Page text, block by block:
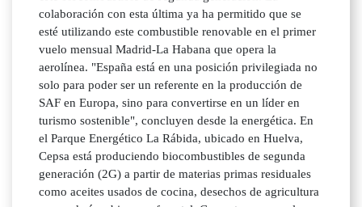
colaboración con esta última ya ha permitido que se
esté utilizando este combustible renovable en el primer
vuelo mensual Madrid-La Habana que opera la
aerolínea. "España está en una posición privilegiada no
solo para poder ser un referente en la producción de
SAF en Europa, sino para convertirse en un líder en
turismo sostenible", concluyen desde la energética. En
el Parque Energético La Rábida, ubicado en Huelva,
Cepsa está produciendo biocombustibles de segunda
generación (2G) a partir de materias primas residuales
como aceites usados de cocina, desechos de agricultura